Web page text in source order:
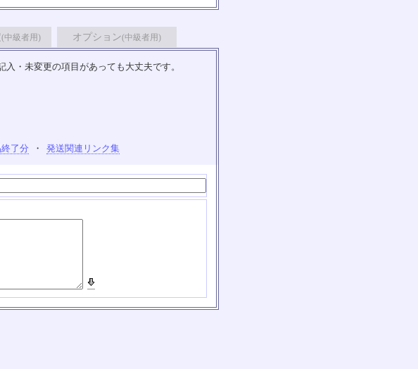
(中級者用) オプション(中級者用)
・未変更の項目があっても大丈夫です。
了分 ・ 発送関連リンク集